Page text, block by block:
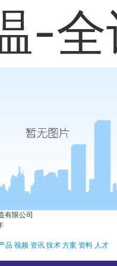
-
有限公司
品 视频 资讯 技术 方案 资料 人才